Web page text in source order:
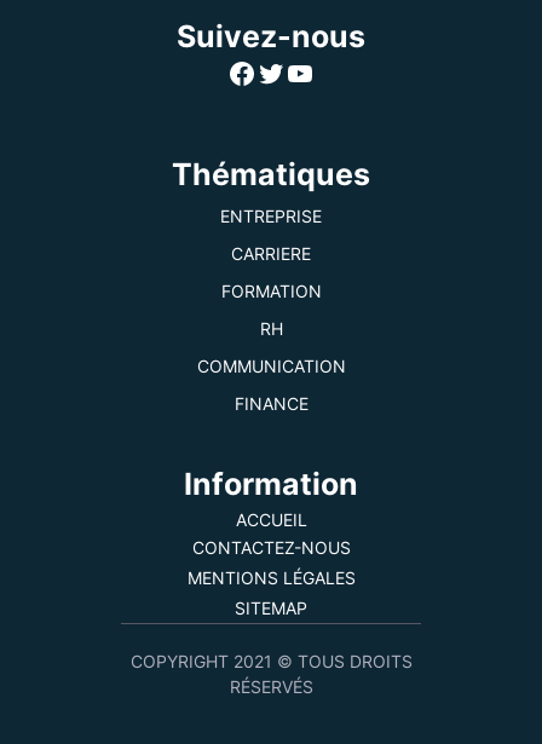
Suivez-nous
Facebook
Twitter
YouTube
Thématiques
ENTREPRISE
CARRIERE
FORMATION
RH
COMMUNICATION
FINANCE
Information
ACCUEIL
CONTACTEZ-NOUS
MENTIONS LÉGALES
SITEMAP
COPYRIGHT 2021 © TOUS DROITS
RÉSERVÉS